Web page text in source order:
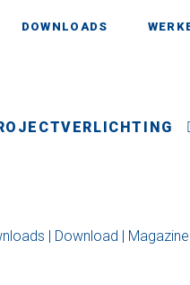
DOWNLOADS
Download |